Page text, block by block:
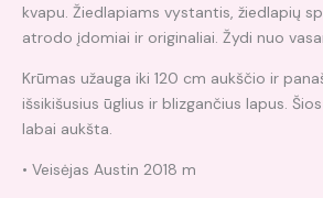
kvapu. Žiedlapiams vystantis, žiedlapių
atrodo įdomiai ir originaliai. Žydi nuo
Krūmas užauga iki 120 cm aukščio ir
išsikišusius ūglius ir blizgančius lapus.
labai aukšta.
• Veisėjas Austin 2018 m